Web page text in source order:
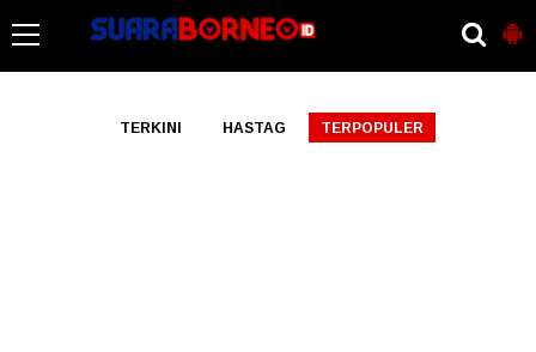
TERKINI HASTAG TERPOPULER